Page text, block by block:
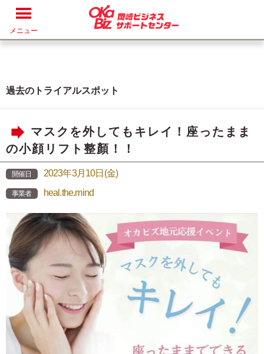
メニュー
過去のトライアルスポット
マスクを外してもキレイ！座ったまま
の小顔リフト整顏！！
開催日 2023年3月10日(金)
事業者 heal.the.mind